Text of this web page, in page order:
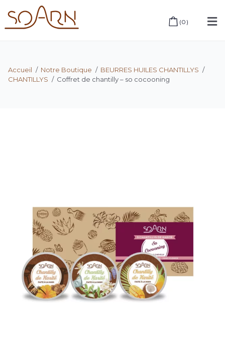
(0 )
Accueil / Notre Boutique / BEURRES HUILES CHANTILLYS /
CHANTILLYS / Coffret de chantilly – so cocooning